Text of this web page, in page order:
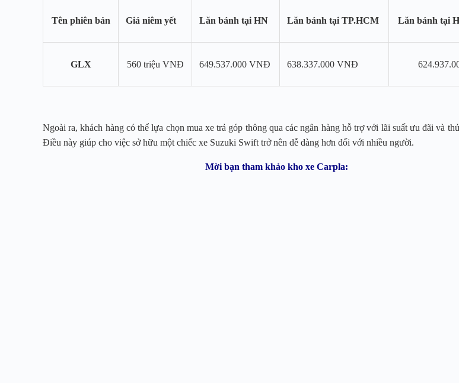
Tên phiên bản Giá niêm yết Lăn bánh tại HN Lăn bánh tại TP.HCM Lăn bánh tại
GLX 560 triệu VNĐ 649.537.000 VNĐ 638.337.000 VNĐ
Ngoài ra, khách hàng có thể lựa chọn mua xe trả góp thông qua các ngân hàng hỗ trợ với lãi suất ưu đãi và
Điều này giúp cho việc sở hữu một chiếc xe Suzuki Swift trở nên dễ dàng hơn đối với nhiều người.
Mời bạn tham khảo kho xe Carpla: